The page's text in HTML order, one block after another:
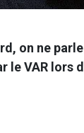
on ne
le VAR lors